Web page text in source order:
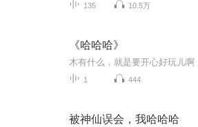
135 10.5万
《哈哈哈》
木有什么，就是要开心好玩儿啊
1 444
被神仙误会，我哈哈哈